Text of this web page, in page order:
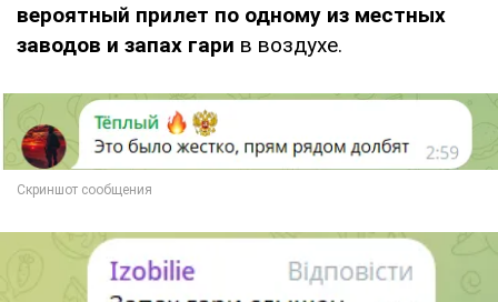
вероятный прилет по одному из местных
заводов и запах гари в воздухе.